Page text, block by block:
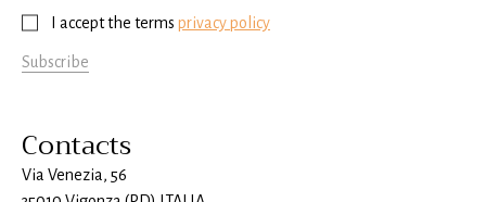
I accept the terms privacy policy
Subscribe
Contacts
Via Venezia, 56